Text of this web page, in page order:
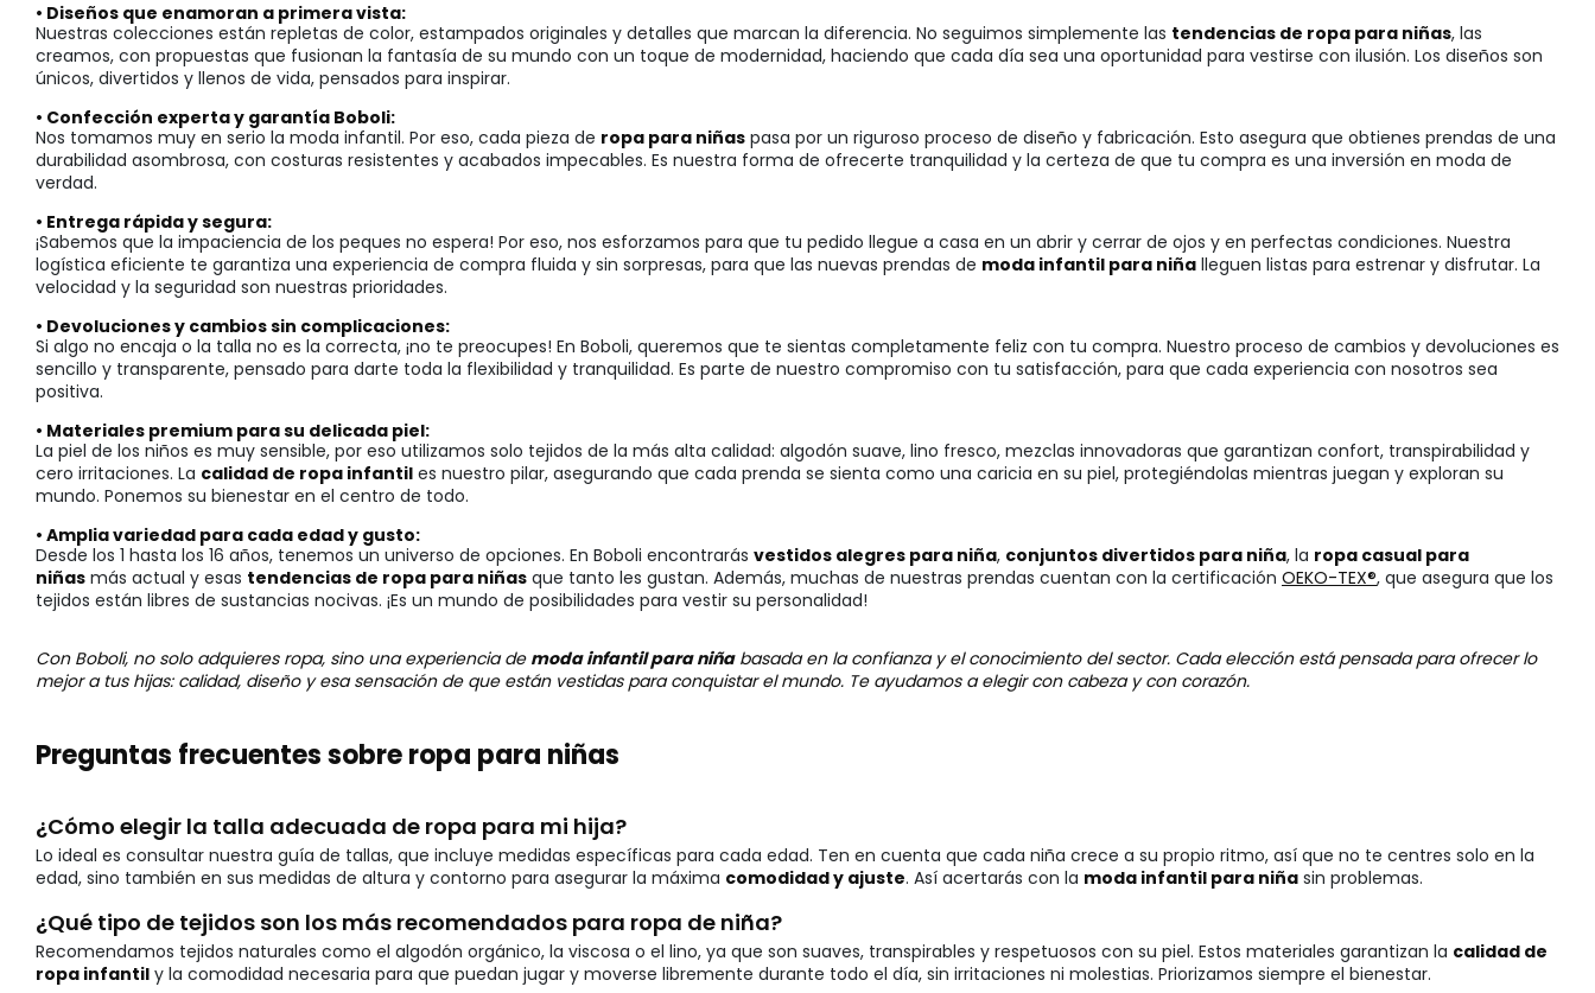
• Diseños que enamoran a primera vista:
Nuestras colecciones están repletas de color, estampados originales y detalles que marcan la diferencia. No seguimos simplemente las tendencias de ropa para niñas, las
creamos, con propuestas que fusionan la fantasía de su mundo con un toque de modernidad, haciendo que cada día sea una oportunidad para vestirse con ilusión. Los diseños son
únicos, divertidos y llenos de vida, pensados para inspirar.
• Confección experta y garantía Boboli:
Nos tomamos muy en serio la moda infantil. Por eso, cada pieza de ropa para niñas pasa por un riguroso proceso de diseño y fabricación. Esto asegura que obtienes prendas de una
durabilidad asombrosa, con costuras resistentes y acabados impecables. Es nuestra forma de ofrecerte tranquilidad y la certeza de que tu compra es una inversión en moda de
verdad.
• Entrega rápida y segura:
¡Sabemos que la impaciencia de los peques no espera! Por eso, nos esforzamos para que tu pedido llegue a casa en un abrir y cerrar de ojos y en perfectas condiciones. Nuestra
logística eficiente te garantiza una experiencia de compra fluida y sin sorpresas, para que las nuevas prendas de moda infantil para niña lleguen listas para estrenar y disfrutar. La
velocidad y la seguridad son nuestras prioridades.
• Devoluciones y cambios sin complicaciones:
Si algo no encaja o la talla no es la correcta, ¡no te preocupes! En Boboli, queremos que te sientas completamente feliz con tu compra. Nuestro proceso de cambios y devoluciones es
sencillo y transparente, pensado para darte toda la flexibilidad y tranquilidad. Es parte de nuestro compromiso con tu satisfacción, para que cada experiencia con nosotros sea
positiva.
• Materiales premium para su delicada piel:
La piel de los niños es muy sensible, por eso utilizamos solo tejidos de la más alta calidad: algodón suave, lino fresco, mezclas innovadoras que garantizan confort, transpirabilidad y
cero irritaciones. La calidad de ropa infantil es nuestro pilar, asegurando que cada prenda se sienta como una caricia en su piel, protegiéndolas mientras juegan y exploran su
mundo. Ponemos su bienestar en el centro de todo.
• Amplia variedad para cada edad y gusto:
Desde los 1 hasta los 16 años, tenemos un universo de opciones. En Boboli encontrarás vestidos alegres para niña, conjuntos divertidos para niña, la ropa casual para
niñas más actual y esas tendencias de ropa para niñas que tanto les gustan. Además, muchas de nuestras prendas cuentan con la certificación OEKO-TEX®, que asegura que los
tejidos están libres de sustancias nocivas. ¡Es un mundo de posibilidades para vestir su personalidad!
Con Boboli, no solo adquieres ropa, sino una experiencia de moda infantil para niñabasada en la confianza y el conocimiento del sector. Cada elección está pensada para ofrecer lo
mejor a tus hijas: calidad, diseño y esa sensación de que están vestidas para conquistar el mundo. Te ayudamos a elegir con cabeza y con corazón.
Preguntas frecuentes sobre ropa para niñas
¿Cómo elegir la talla adecuada de ropa para mi hija?
Lo ideal es consultar nuestra guía de tallas, que incluye medidas específicas para cada edad. Ten en cuenta que cada niña crece a su propio ritmo, así que no te centres solo en la
edad, sino también en sus medidas de altura y contorno para asegurar la máxima comodidad y ajuste. Así acertarás con la moda infantil para niña sin problemas.
¿Qué tipo de tejidos son los más recomendados para ropa de niña?
Recomendamos tejidos naturales como el algodón orgánico, la viscosa o el lino, ya que son suaves, transpirables y respetuosos con su piel. Estos materiales garantizan la calidad de
ropa infantil y la comodidad necesaria para que puedan jugar y moverse libremente durante todo el día, sin irritaciones ni molestias. Priorizamos siempre el bienestar.